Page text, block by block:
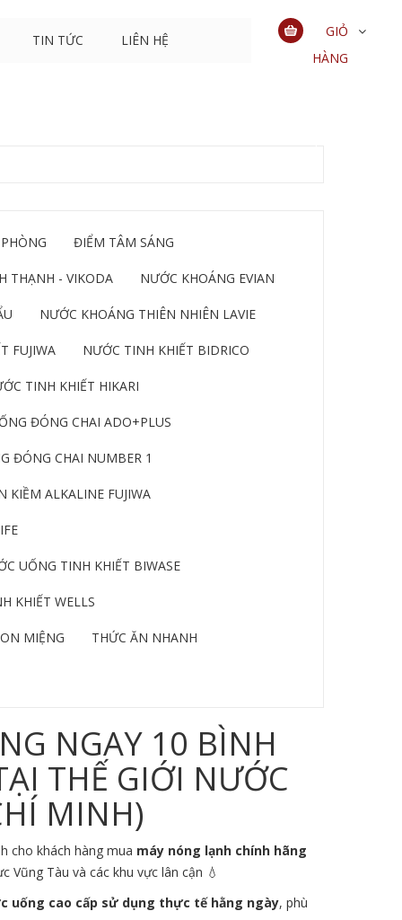
TIN TỨC LIÊN HỆ
GIỎ
HÀNG
ĐIỂM TÂM SÁNG
THẠNH - VIKODA NƯỚC KHOÁNG EVIAN
NƯỚC KHOÁNG THIÊN NHIÊN LAVIE
FUJIWA NƯỚC TINH KHIẾT BIDRICO
TINH KHIẾT HIKARI
ĐÓNG CHAI ADO+PLUS
ĐÓNG CHAI NUMBER 1
KIỀM ALKALINE FUJIWA
UỐNG TINH KHIẾT BIWASE
KHIẾT WELLS
MIỆNG THỨC ĂN NHANH
NGAY 10 BÌNH
THẾ GIỚI NƯỚC
MINH)
cho khách hàng mua máy nóng lạnh chính hãng
Vũng Tàu và các khu vực lân cận 💧
uống cao cấp sử dụng thực tế hằng ngày, phù